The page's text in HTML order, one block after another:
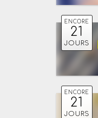
ENCORE
21
JOURS
ENCORE
21
JOURS